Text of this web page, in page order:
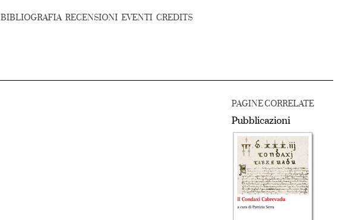
BIBLIOGRAFIA RECENSIONI EVENTI CREDITS
PAGINE CORRELATE
Pubblicazioni